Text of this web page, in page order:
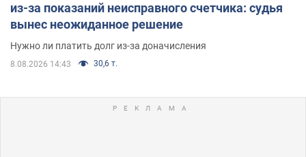
из-за показаний неисправного счетчика: судья
вынес неожиданное решение
Нужно ли платить долг из-за доначисления
8.08.2026 14:43 30,6 т.